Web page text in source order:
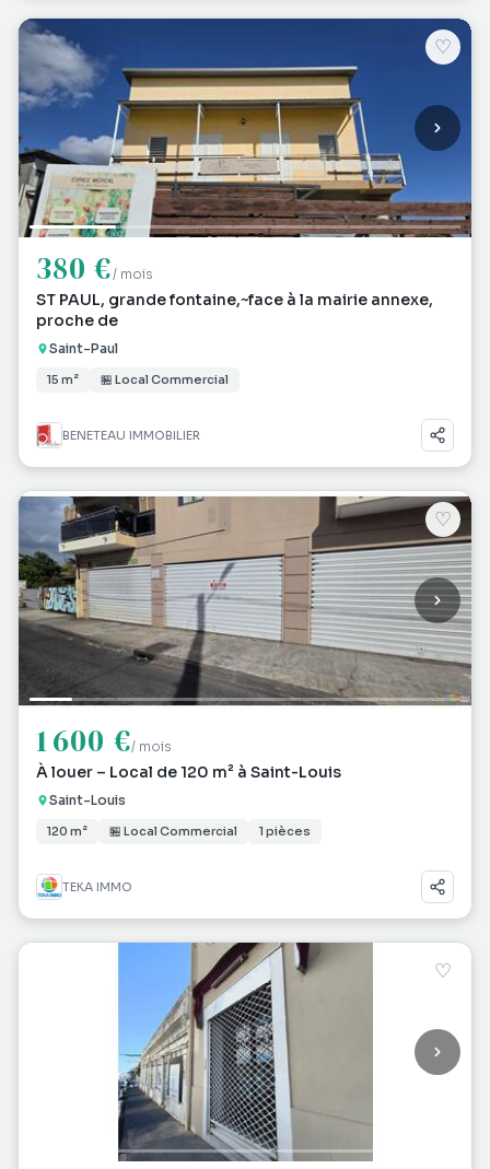
♡
380 €/ mois
ST PAUL, grande fontaine,~face à la mairie annexe,
proche de
Saint-Paul
15 m² 🏪 Local Commercial
BENETEAU IMMOBILIER
♡
1 600 €/ mois
À louer – Local de 120 m² à Saint-Louis
Saint-Louis
120 m² 🏪 Local Commercial 1 pièces
TEKA IMMO
♡